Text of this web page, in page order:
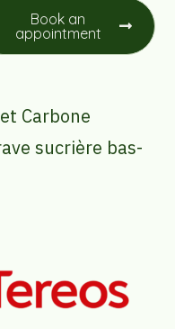
Book an
appointment
Carbone
sucrière bas-